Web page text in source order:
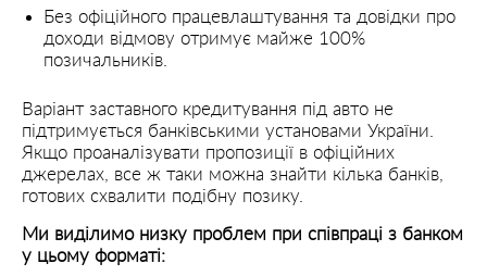
Без офіційного працевлаштування та довідки про
доходи відмову отримує майже 100%
позичальників.
Варіант заставного кредитування під авто не
підтримується банківськими установами України.
Якщо проаналізувати пропозиції в офіційних
джерелах, все ж таки можна знайти кілька банків,
готових схвалити подібну позику.
Ми виділимо низку проблем при співпраці з банком
у цьому форматі: